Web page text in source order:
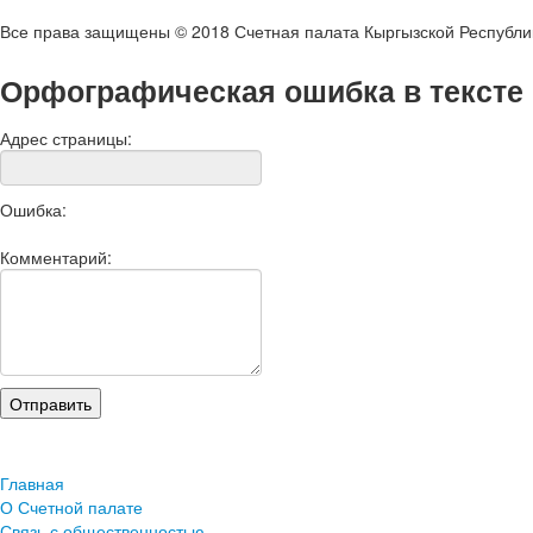
Все права защищены © 2018 Счетная палата Кыргызской
Орфографическая ошибка в тексте
Адрес страницы:
Ошибка:
Комментарий:
Главная
О Счетной палате